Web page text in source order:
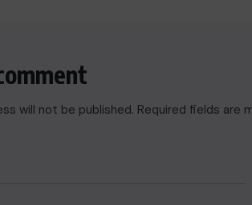
will not be published. Required fields are